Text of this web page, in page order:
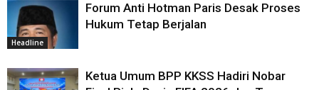
Headline
Forum Anti Hotman Paris Desak Proses
Hukum Tetap Berjalan
Ketua Umum BPP KKSS Hadiri Nobar